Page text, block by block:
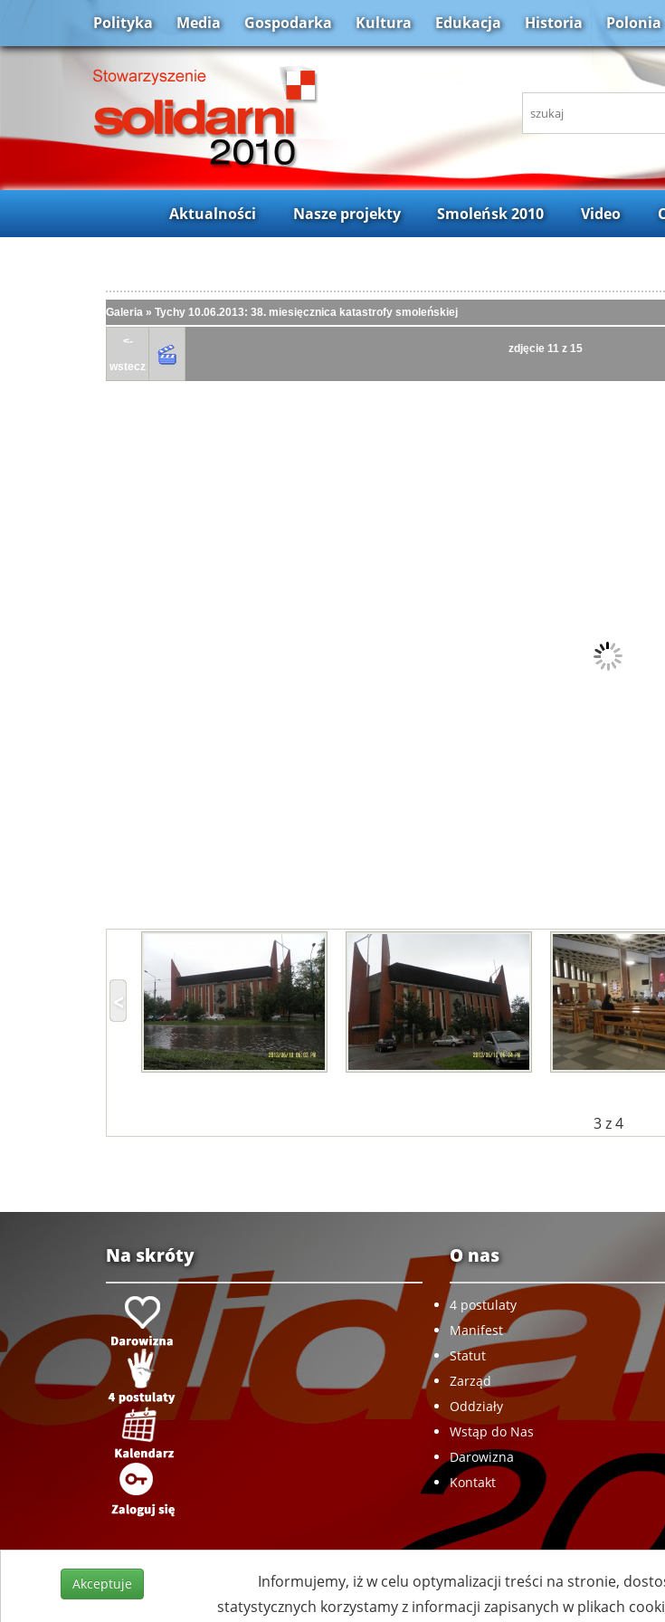
Polityka Media Gospodarka Kultura Edukacja Historia Polonia
Aktualności Nasze projekty Smoleńsk 2010 Video
Galeria » Tychy 10.06.2013: 38. miesięcznica katastrofy smoleńskiej
<-
wstecz
zdjęcie 11 z 15
3z 4
Na skróty O nas
4 postulaty
Manifest
Statut
Zarząd
Oddziały
Wstąp do Nas
Darowizna
Kontakt
Akceptuje
Informujemy, iż w celu optymalizacji treści na stronie,
statystycznych korzystamy z informacji zapisanych w plikach